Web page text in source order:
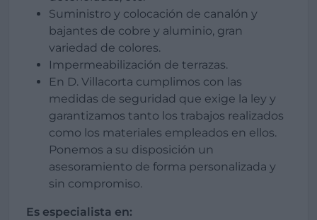
Suministro y colocación de canalón y
bajantes de cobre y aluminio, gran
variedad de colores.
Impermeabilización de terrazas.
En D. Villacorta cumplimos con las
medidas de seguridad que exige la ley y
garantizamos tanto los trabajos realizados
como los materiales empleados en ellos.
Ponemos a su disposición un
asesoramiento de forma personalizada y
sin compromiso.
Es especialista en: